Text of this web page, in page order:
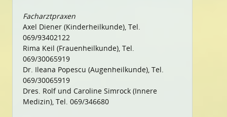
Facharztpraxen
Axel Diener (Kinderheilkunde), Tel.
069/93402122
Rima Keil (Frauenheilkunde), Tel.
069/30065919
Dr. Ileana Popescu (Augenheilkunde), Tel.
069/30065919
Dres. Rolf und Caroline Simrock (Innere
Medizin), Tel. 069/346680